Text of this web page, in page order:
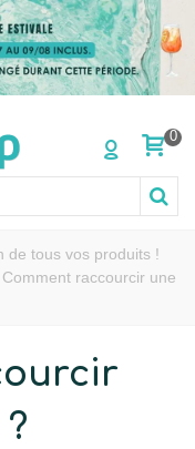
0
de tous vos produits !
Comment raccourcir une